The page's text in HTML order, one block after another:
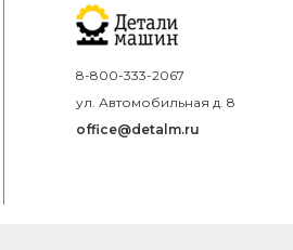
8-800-333-2067
ул. Автомобильная д. 8
office@detalm.ru